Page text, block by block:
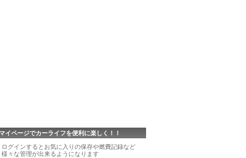
マイページでカーライフを便利に楽しく！！
ログインするとお気に入りの保存や燃費記録など
様々な管理が出来るようになります